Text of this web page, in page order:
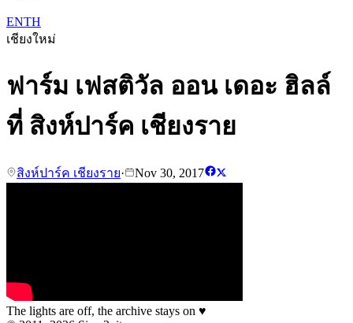
ENTH
เชียงใหม่
ฟาร์ม เฟสติวัล ออน เดอะ ฮิลล์
ที่ สิงห์ปาร์ค เชียงราย
สิงห์ปาร์ค เชียงราย· Nov 30, 2017
The lights are off, the archive stays on ♥